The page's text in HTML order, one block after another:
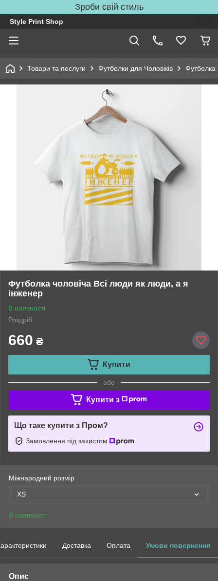
Зроби свій стиль
Style Print Shop
Товари та послуги Футболки для Чоловіків Футболка
Футболка чоловіча Всі люди як люди, а я
інженер
В наявності
Роздріб
660 ₴
Купити
або
Купити з
Що таке купити з Пром?
Замовлення під захистом
Міжнародний розмір
XS
В наявності
Доставка Оплата Умови повернення
Опис